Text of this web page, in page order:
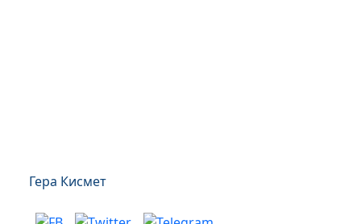
Гера Кисмет